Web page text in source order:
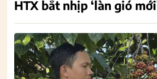
HTX bắt nhịp ‘làn gió